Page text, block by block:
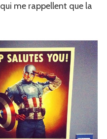
me rappellent que la